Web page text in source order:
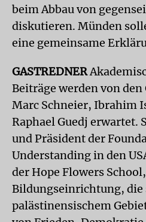
beim Abbau von
diskutieren. Münden
eine gemeinsame
GASTREDNER
Beiträge werden von
Marc Schneier, Ibrahim
Raphael Guedj erwartet.
und Präsident der
Understanding in den
der Hope Flowers
Bildungseinrichtung, die
palästinensischem